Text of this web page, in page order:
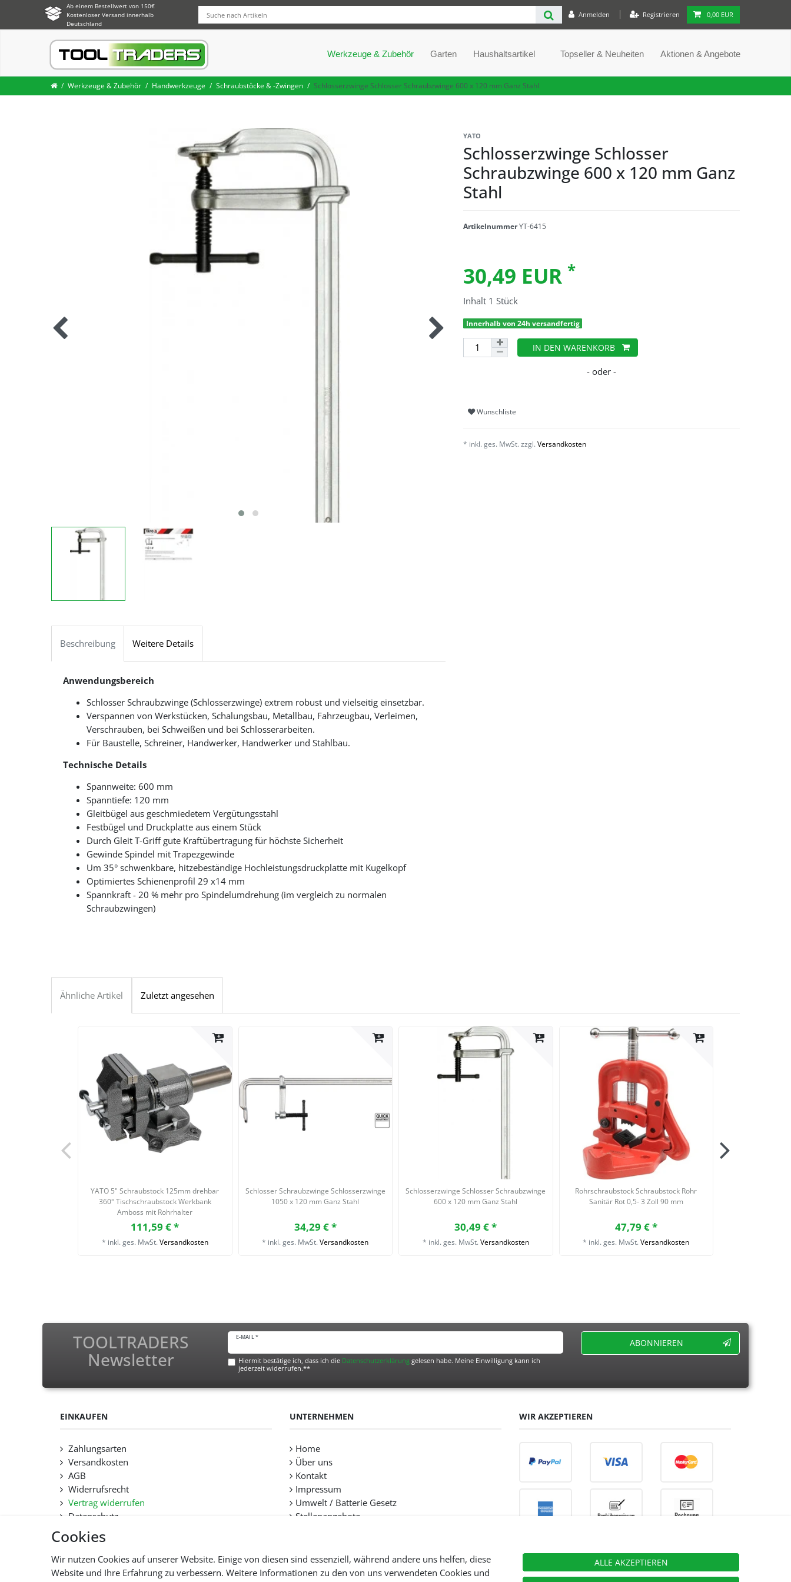
Cookies
Wir nutzen Cookies auf unserer Website. Einige von diesen sind essenziell, während andere uns helfen, diese
Website und Ihre Erfahrung zu verbessern. Weitere Informationen zu den von uns verwendeten Cookies und
ALLE AKZEPTIEREN
Anmelden Registrieren 0,00 EUR
Ab einem Bestellwert von 150€
Kostenloser Versand innerhalb
Deutschland
Werkzeuge & Zubehör Garten Haushaltsartikel Topseller & Neuheiten Aktionen & Angebote
Werkzeuge & Zubehör Handwerkzeuge Schraubstöcke & -Zwingen Schlosserzwinge Schlosser Schraubzwinge 600 x 120 mm Ganz Stahl
YATO
Schlosserzwinge Schlosser
Schraubzwinge 600 x 120 mm Ganz
Stahl
ArtikelnummerYT-6415
30,49 EUR *
Inhalt 1 Stück
Innerhalb von 24h versandfertig
IN DEN WARENKORB
Wunschliste
* inkl. ges. MwSt. zzgl. Versandkosten
Beschreibung Weitere Details
Anwendungsbereich
Schlosser Schraubzwinge (Schlosserzwinge) extrem robust und vielseitig einsetzbar.
Verspannen von Werkstücken, Schalungsbau, Metallbau, Fahrzeugbau, Verleimen,
Verschrauben, bei Schweißen und bei Schlosserarbeiten.
Für Baustelle, Schreiner, Handwerker, Handwerker und Stahlbau.
Technische Details
Spannweite: 600 mm
Spanntiefe: 120 mm
Gleitbügel aus geschmiedetem Vergütungsstahl
Festbügel und Druckplatte aus einem Stück
Durch Gleit T-Griff gute Kraftübertragung für höchste Sicherheit
Gewinde Spindel mit Trapezgewinde
Um 35° schwenkbare, hitzebeständige Hochleistungsdruckplatte mit Kugelkopf
Optimiertes Schienenprofil 29 x14 mm
Spannkraft - 20 % mehr pro Spindelumdrehung (im vergleich zu normalen
Schraubzwingen)
Ähnliche Artikel Zuletzt angesehen
YATO 5" Schraubstock 125mm drehbar
360° Tischschraubstock Werkbank
Amboss mit Rohrhalter
111,59 € *
* inkl. ges. MwSt. Versandkosten
Schlosser Schraubzwinge Schlosserzwinge
1050 x 120 mm Ganz Stahl
34,29 € *
* inkl. ges. MwSt. Versandkosten
Schlosserzwinge Schlosser Schraubzwinge
600 x 120 mm Ganz Stahl
30,49 € *
* inkl. ges. MwSt. Versandkosten
Rohrschraubstock Schraubstock Rohr
Sanitär Rot 0,5- 3 Zoll 90 mm
47,79 € *
* inkl. ges. MwSt. Versandkosten
TOOLTRADERS
Newsletter
E-MAIL *
Hiermit bestätige ich, dass ich die Daten­schutz­erklärunggelesen habe. Meine Einwilligung kann ich
jederzeit widerrufen.**
ABONNIEREN
EINKAUFEN
Zahlungsarten
Versandkosten
AGB
Widerrufsrecht
Vertrag widerrufen
Datenschutz
Hilfe
Lieferfristen und Lieferbeschränkung
UNTERNEHMEN
Home
Über uns
Kontakt
Impressum
Umwelt / Batterie Gesetz
Stellenangebote
WIR AKZEPTIEREN
Alle Preise inkl. gesetzl. Mehwersteuer zzgl.Versandkosten , wenn nicht anders beschrieben.